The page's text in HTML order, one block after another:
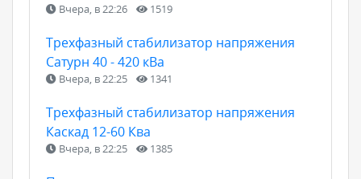
Вчера, в 22:26 1519
Трехфазный стабилизатор напряжения
Сатурн 40 - 420 кВа
Вчера, в 22:25 1341
Трехфазный стабилизатор напряжения
Каскад 12-60 Ква
Вчера, в 22:25 1385